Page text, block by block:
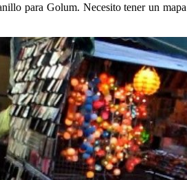
para Golum. Necesito tener un